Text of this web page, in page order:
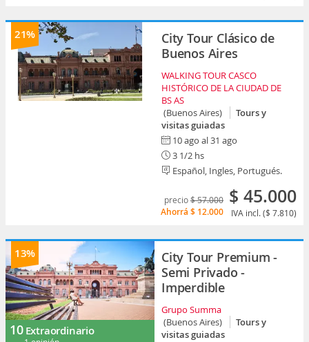
21%
City Tour Clásico de
Buenos Aires
WALKING TOUR CASCO
HISTÓRICO DE LA CIUDAD DE
BS AS
(Buenos Aires)
Tours y
visitas guiadas
10 ago al 31 ago
3 1/2 hs
Español, Ingles, Portugués.
precio$ 57.000
Ahorrá $ 12.000
$ 45.000
IVA incl. ($ 7.810)
13%
10 Extraordinario
City Tour Premium -
Semi Privado -
Imperdible
Grupo Summa
(Buenos Aires)
Tours y
visitas guiadas